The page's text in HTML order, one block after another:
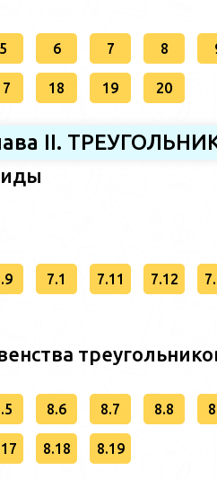
6 7 8
18 19 20
II.
7.1 7.11 7.12
8.6 8.7 8.8
8.18 8.19